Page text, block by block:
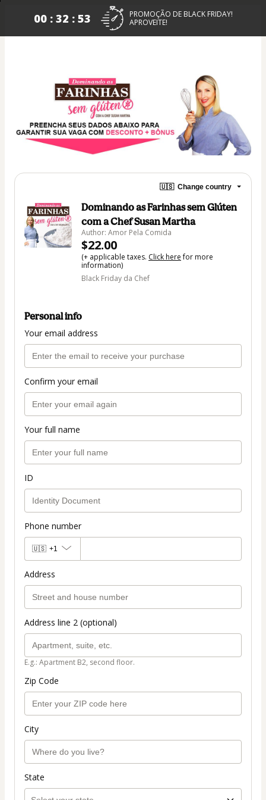
00 : 32 : 53
PROMOÇÃO DE BLACK FRIDAY!
APROVEITE!
🇺🇸 Change country
Dominando as Farinhas sem Glúten
com a Chef Susan Martha
Author: Amor Pela Comida
$22.00
(+ applicable taxes. Click herefor more
information)
Black Friday da Chef
Personal info
Your email address
Confirm your email
Your full name
ID
Phone number
🇺🇸 +1
Address
Address line 2 (optional)
E.g.: Apartment B2, second floor.
Zip Code
City
State